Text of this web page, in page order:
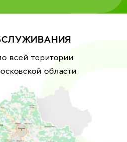
всей територии
области